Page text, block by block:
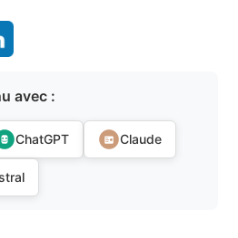
avec :
ChatGPT Claude